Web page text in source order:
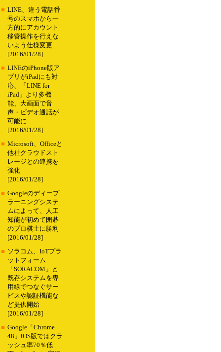
■ LINE、違う電話番
号のスマホから一
方的にアカウント
移管操作を行えな
いよう仕様変更
[2016/01/28]
■ LINEのiPhone版ア
プリがiPadにも対
応、「LINE for
iPad」より多機
能、大画面で音
声・ビデオ通話が
可能に
[2016/01/28]
■ Microsoft、Officeと
他社クラウドスト
レージとの連携を
強化
[2016/01/28]
■ Googleのディープ
ラーニングシステ
ムによって、人工
知能が初めて囲碁
のプロ棋士に勝利
[2016/01/28]
■ ソラコム、IoTプラ
ットフォーム
「SORACOM」と
既存システムを専
用線でつなぐサー
ビスや認証機能な
ど提供開始
[2016/01/28]
■ Google「Chrome
48」iOS版ではクラ
ッシュ率70％低